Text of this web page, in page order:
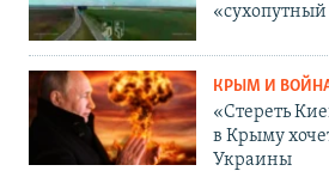
КРЫМ И
«Стереть
в Крыму
Украины